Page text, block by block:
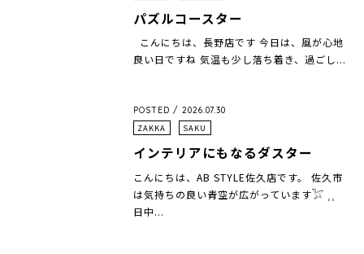
パズルコースター
こんにちは、長野店です 今日は、風が心地
良い日ですね 気温も少し落ち着き、過ごし...
POSTED / 2026.07.30
ZAKKA SAKU
インテリアにもなるダスター
こんにちは、AB STYLE佐久店です。 佐久市
は気持ちの良い青空が広がっています𓅯 ⸒⸒
日中...